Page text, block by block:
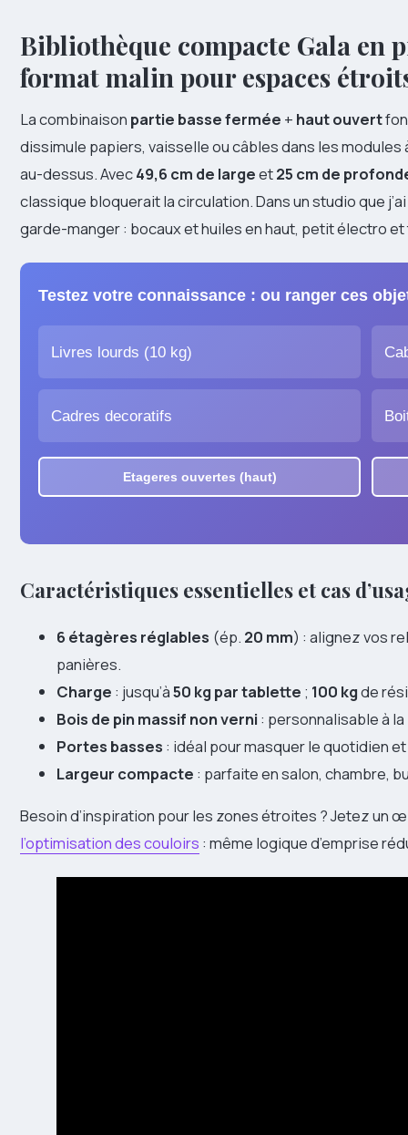
Bibliothèque compacte Gala en
format malin pour espaces
La combinaison partie basse fermée + haut ouvert
dissimule papiers, vaisselle ou câbles dans les modules
au-dessus. Avec49,6 cm de largeet25 cm de
classique bloquerait la circulation. Dans un studio que
garde-manger : bocaux et huiles en haut, petit électro
Testez votre connaissance : ou ranger ces
Livres lourds (10 kg)
Cadres decoratifs
Etageres ouvertes (haut)
Caractéristiques essentielles et cas
6 étagères réglables (ép. 20 mm) : alignez vos
panières.
Charge : jusqu’à50 kg par tablette ; 100 kgde
Bois de pin massif non verni : personnalisable à
Portes basses : idéal pour masquer le quotidien
Largeur compacte : parfaite en salon, chambre,
Besoin d’inspiration pour les zones étroites ? Jetez un
l’optimisation des couloirs : même logique d’emprise